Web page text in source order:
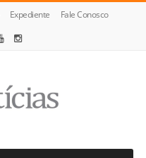
Expediente Fale Conosco